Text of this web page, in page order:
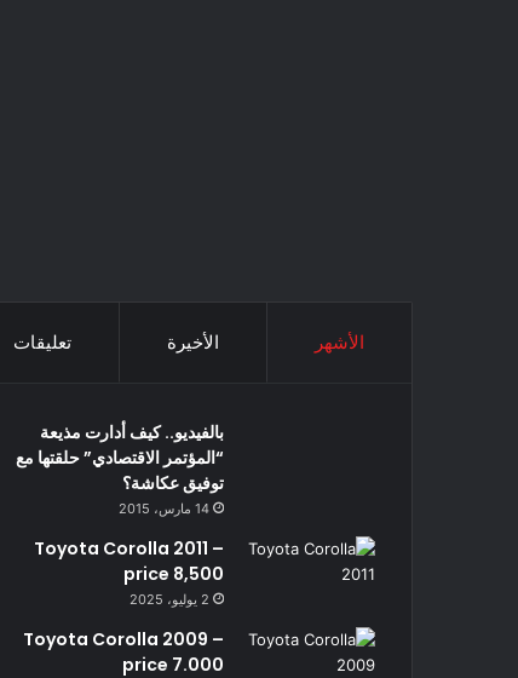
الأشهر الأخيرة تعليقات
بالفيديو.. كيف أدارت مذيعة
“المؤتمر الاقتصادي” حلقتها مع
توفيق عكاشة؟
14 مارس، 2015
Toyota Corolla 2011 –
price 8,500
2 يوليو، 2025
Toyota Corolla 2009 –
price 7.000